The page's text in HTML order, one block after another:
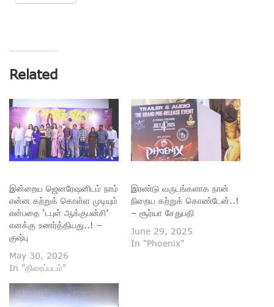
Related
இன்றைய ஜெனரேஷனிடம் நாம்
என்ன கற்றுக் கொள்ள முடியும்
என்பதை ‘டபுள் ஆக்குபன்சி’
எனக்கு உணர்த்தியது..! –
குஷ்பு
May 30, 2026
In "திரைப்படம்"
இரண்டு வருடங்களாக நான்
நிறைய கற்றுக் கொண்டேன்..!
– சூர்யா சேதுபதி
June 29, 2025
In "Phoenix"